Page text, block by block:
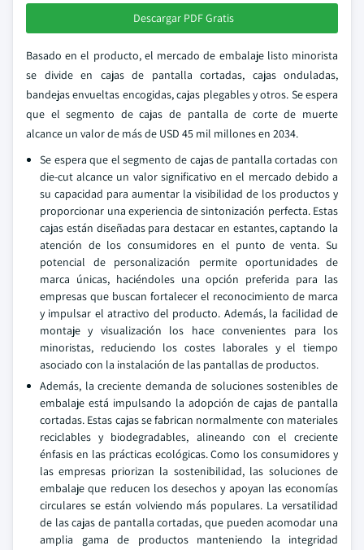
Descargar PDF Gratis
Basado en el producto, el mercado de embalaje listo minorista
se divide en cajas de pantalla cortadas, cajas onduladas,
bandejas envueltas encogidas, cajas plegables y otros. Se espera
que el segmento de cajas de pantalla de corte de muerte
alcance un valor de más de USD 45 mil millones en 2034.
Se espera que el segmento de cajas de pantalla cortadas con
die-cut alcance un valor significativo en el mercado debido a
su capacidad para aumentar la visibilidad de los productos y
proporcionar una experiencia de sintonización perfecta. Estas
cajas están diseñadas para destacar en estantes, captando la
atención de los consumidores en el punto de venta. Su
potencial de personalización permite oportunidades de
marca únicas, haciéndoles una opción preferida para las
empresas que buscan fortalecer el reconocimiento de marca
y impulsar el atractivo del producto. Además, la facilidad de
montaje y visualización los hace convenientes para los
minoristas, reduciendo los costes laborales y el tiempo
asociado con la instalación de las pantallas de productos.
Además, la creciente demanda de soluciones sostenibles de
embalaje está impulsando la adopción de cajas de pantalla
cortadas. Estas cajas se fabrican normalmente con materiales
reciclables y biodegradables, alineando con el creciente
énfasis en las prácticas ecológicas. Como los consumidores y
las empresas priorizan la sostenibilidad, las soluciones de
embalaje que reducen los desechos y apoyan las economías
circulares se están volviendo más populares. La versatilidad
de las cajas de pantalla cortadas, que pueden acomodar una
amplia gama de productos manteniendo la integridad